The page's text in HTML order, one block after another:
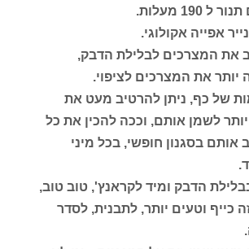
מעלות.
אפייה אקולוגי.
את המצרכים לבלילת הדבק,
יותר את המצרכים לציפוי.
של כף, ניתן להרטיב מעט את
יותר לשמן אותם, וככה להכין את כל
בסגנון חופשי, בכל מיני
הדבק ומיד לקראנץ', טוב טוב,
כייף וטעים יותר, לתבנית, לסדר